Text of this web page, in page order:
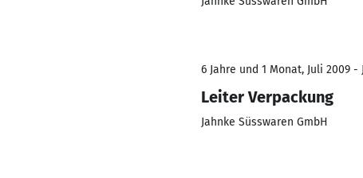
6 Jahre und 1 Monat, Juli 2009 -
Leiter Verpackung
Jahnke Süsswaren GmbH